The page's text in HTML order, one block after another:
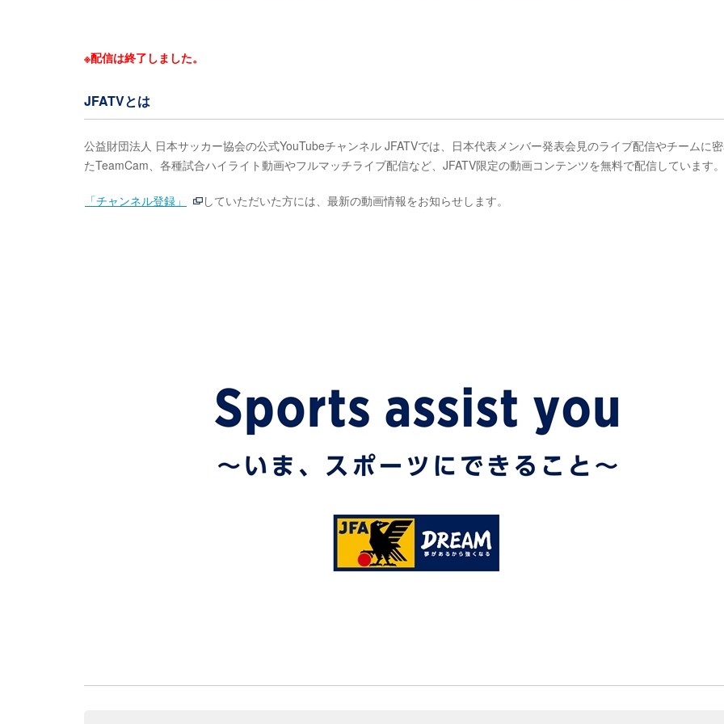
※配信は終了しました。
JFATVとは
公益財団法人 日本サッカー協会の公式YouTubeチャンネル JFATVでは、日本代表メンバー発表会見のライブ配信やチームに
たTeamCam、各種試合ハイライト動画やフルマッチライブ配信など、JFATV限定の動画コンテンツを無料で配信しています。
「チャンネル登録」 していただいた方には、最新の動画情報をお知らせします。